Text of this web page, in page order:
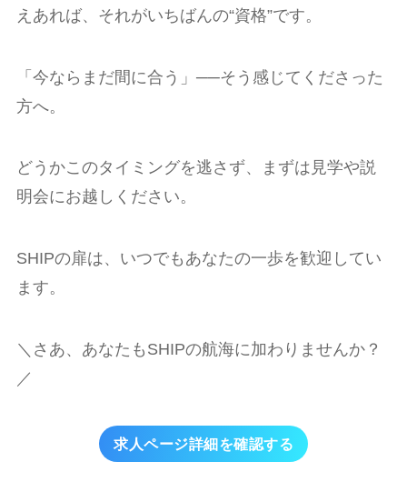
えあれば、それがいちばんの“資格”です。
「今ならまだ間に合う」──そう感じてくださった
方へ。
どうかこのタイミングを逃さず、まずは見学や説
明会にお越しください。
SHIPの扉は、いつでもあなたの一歩を歓迎してい
ます。
＼さあ、あなたもSHIPの航海に加わりませんか？
／
求人ページ詳細を確認する